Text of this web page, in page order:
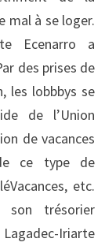
mal à se loger.
Ecenarro a
des prises de
les lobbbys se
de l’Union
de vacances
ce type de
etc.
son trésorier
Iriarte